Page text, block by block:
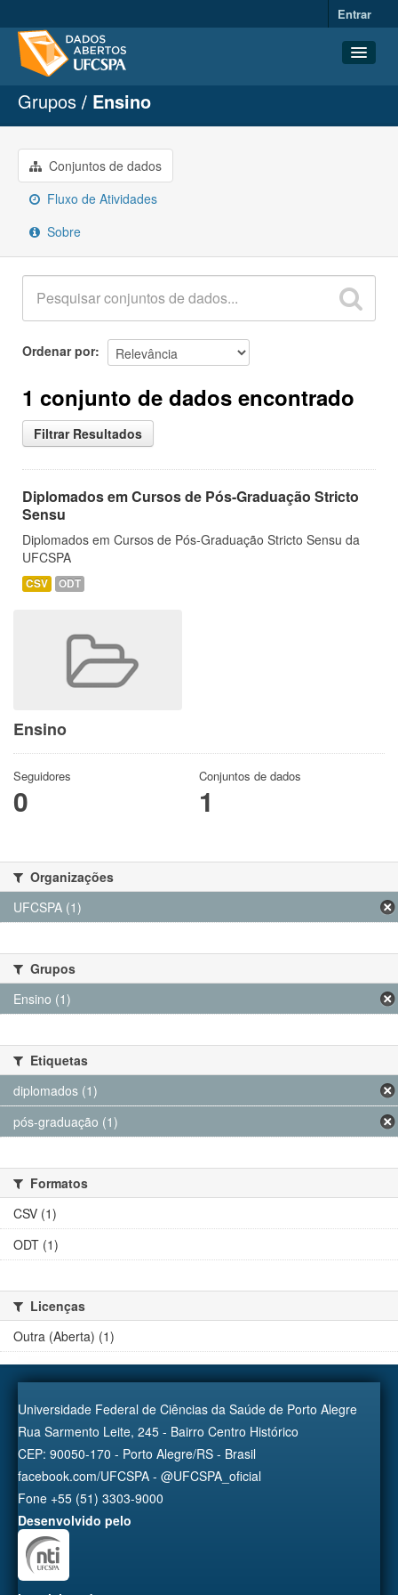
Entrar
Conjuntos de dados
Organizações
Grupos
Sobre
Grupos Ensino
Conjuntos de dados
Fluxo de Atividades
Sobre
Ordenar por
1 conjunto de dados encontrado
Filtrar Resultados
Diplomados em Cursos de Pós-Graduação Stricto
Sensu
Diplomados em Cursos de Pós-Graduação Stricto Sensu da
UFCSPA
CSV ODT
Ensino
Seguidores
0
Conjuntos de dados
1
Organizações
UFCSPA (1)
Grupos
Ensino (1)
Etiquetas
diplomados (1)
pós-graduação (1)
Formatos
CSV (1)
ODT (1)
Licenças
Outra (Aberta) (1)
Universidade Federal de Ciências da Saúde de Porto Alegre
Rua Sarmento Leite, 245 - Bairro Centro Histórico
CEP: 90050-170 - Porto Alegre/RS - Brasil
facebook.com/UFCSPA - @UFCSPA_oficial
Fone +55 (51) 3303-9000
Desenvolvido pelo